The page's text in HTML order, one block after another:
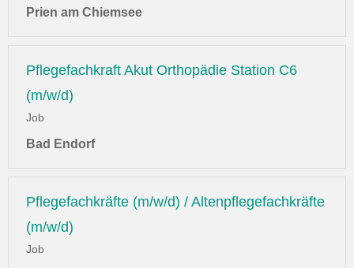
Prien am Chiemsee
Pflegefachkraft Akut Orthopädie Station C6
(m/w/d)
Job
Bad Endorf
Pflegefachkräfte (m/w/d) / Altenpflegefachkräfte
(m/w/d)
Job